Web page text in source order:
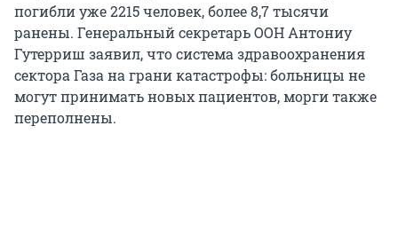
погибли уже 2215 человек, более 8,7 тысячи
ранены. Генеральный секретарь ООН Антониу
Гутерриш заявил, что система здравоохранения
сектора Газа на грани катастрофы: больницы не
могут принимать новых пациентов, морги также
переполнены.